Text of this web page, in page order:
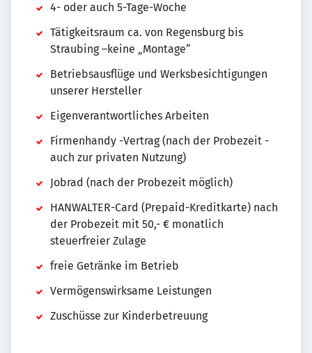
4- oder auch 5-Tage-Woche
Tätigkeitsraum ca. von Regensburg bis
Straubing –keine „Montage“
Betriebsausflüge und Werksbesichtigungen
unserer Hersteller
Eigenverantwortliches Arbeiten
Firmenhandy -Vertrag (nach der Probezeit -
auch zur privaten Nutzung)
Jobrad (nach der Probezeit möglich)
HANWALTER-Card (Prepaid-Kreditkarte) nach
der Probezeit mit 50,- € monatlich
steuerfreier Zulage
freie Getränke im Betrieb
Vermögenswirksame Leistungen
Zuschüsse zur Kinderbetreuung